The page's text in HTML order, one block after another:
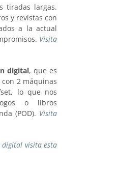
tiradas largas.
y revistas con
a la actual
Visita
digital, que es
2 máquinas
lo que nos
o libros
(POD). Visita
visita esta